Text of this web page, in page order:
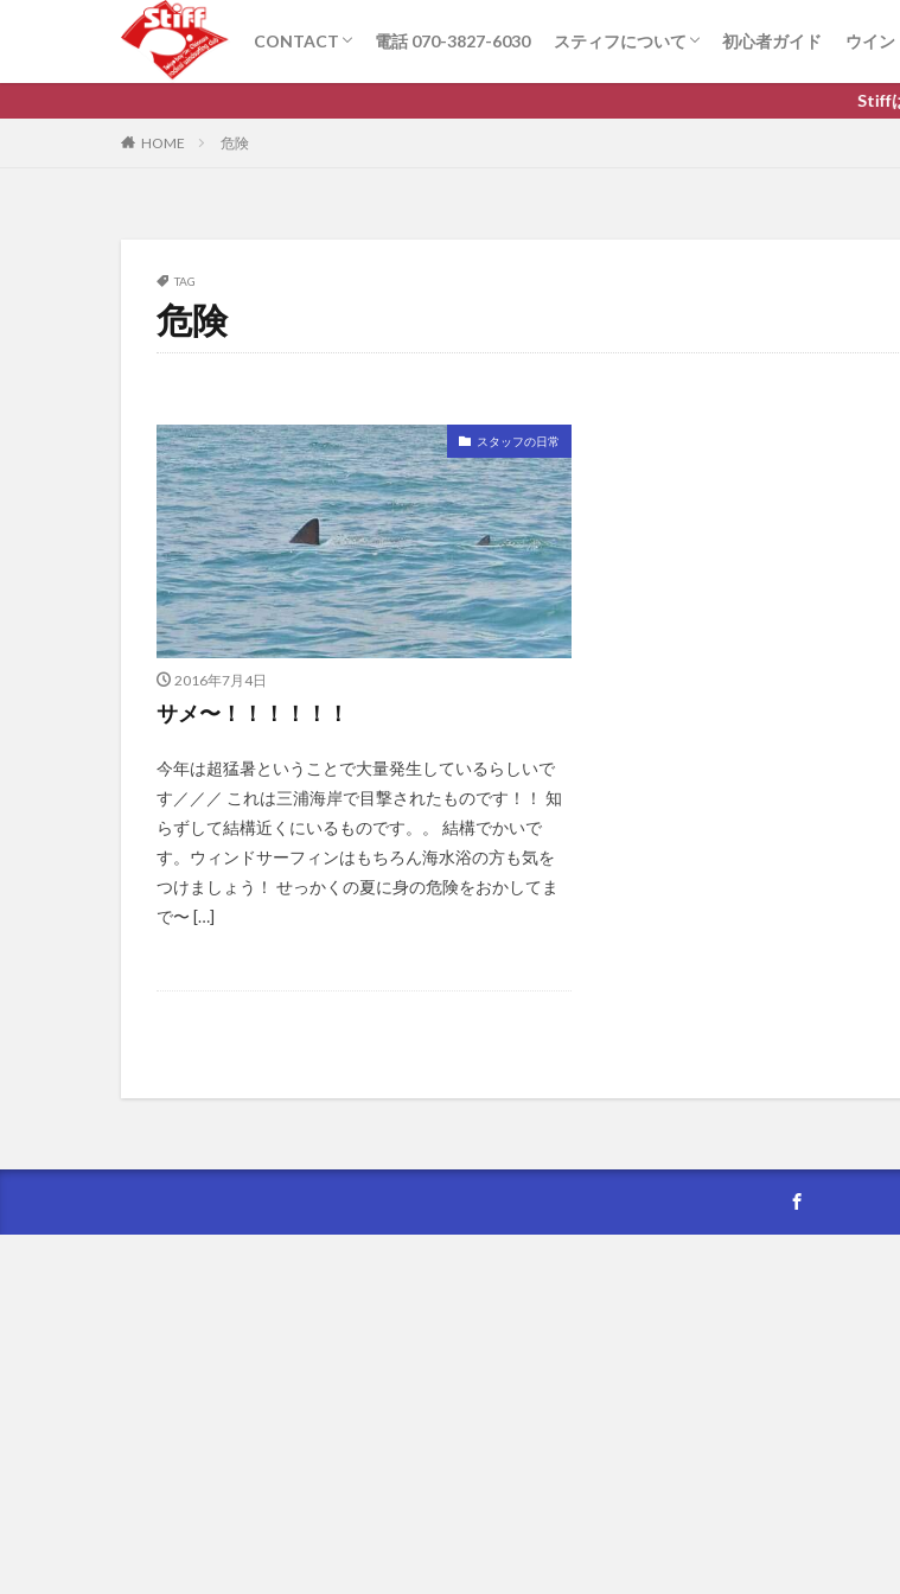
CONTACT 電話 070-3827-6030 スティフについて
ウインドサーフィン体験までを動画で見る
初心者ガイド ウイ
Stiffは6月
HOME 危険
TAG
危険
スタッフの日常
2016年7月4日
サメ〜！！！！！！
今年は超猛暑ということで大量発生しているらしいで
す／／／ これは三浦海岸で目撃されたものです！！ 知
らずして結構近くにいるものです。。 結構でかいで
す。ウィンドサーフィンはもちろん海水浴の方も気を
つけましょう！ せっかくの夏に身の危険をおかしてま
で〜 […]